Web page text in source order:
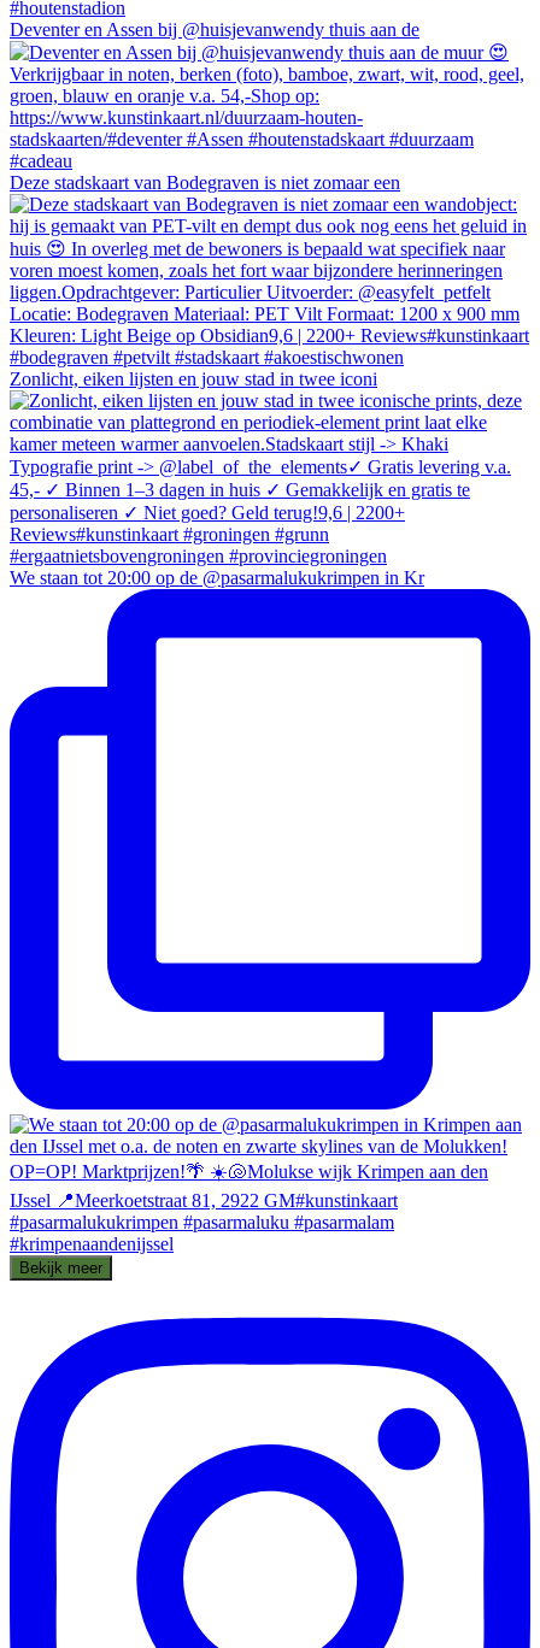
Deventer en Assen bij @huisjevanwendy thuis aan de
Deze stadskaart van Bodegraven is niet zomaar een
Zonlicht, eiken lijsten en jouw stad in twee iconi
We staan tot 20:00 op de @pasarmalukukrimpen in Kr
Bekijk meer